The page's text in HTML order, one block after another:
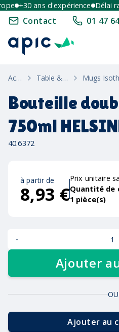
+30 ans d'expérience Délai
Contact 01 47
Accueil Table & Maison
Bouteille
750ml
40.6372
à partir de
8,93 €
Prix unitaire
Quantité de
1 pièce(s)
-
Ajouter
OU
Ajouter au